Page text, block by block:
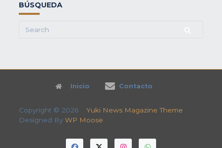
BÚSQUEDA
Search
Inicio Contacto
Copyright © 2026 Yuki News Magazine Theme
Designed By WP Moose